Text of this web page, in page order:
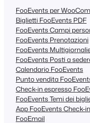
FooEvents per
Biglietti FooEvents PDF
FooEvents Campi
FooEvents Prenotazioni
FooEvents
FooEvents Posti a
Calendario FooEvents
Punto vendita
Check-in espresso
FooEvents Temi dei
App FooEvents Check-in
FooEmail